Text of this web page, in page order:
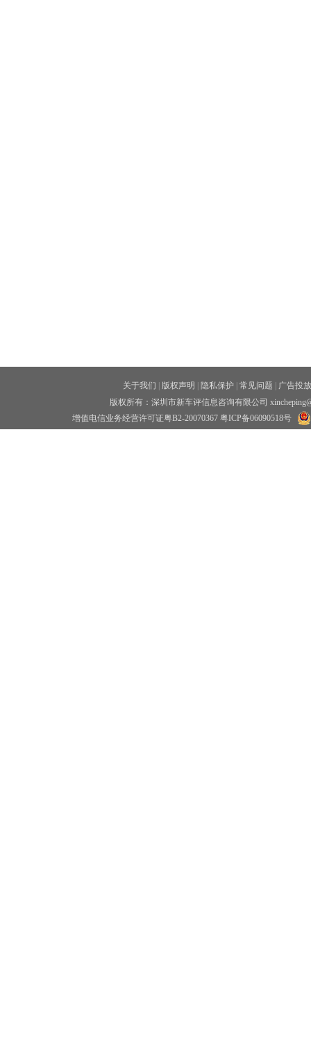
关于我们 版权声明 隐私保护 常见问题
广告投放
版权所有：深圳市新车评信息咨询有限公司
增值电信业务经营许可证粤B2-20070367 粤ICP备06090518号